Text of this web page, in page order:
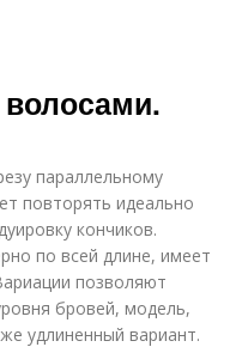
параллельному
повторять идеально
кончиков.
по всей длине, имеет
позволяют
бровей, модель,
удлиненный вариант.